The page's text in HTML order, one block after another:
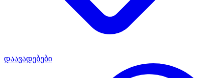
დაავადებები